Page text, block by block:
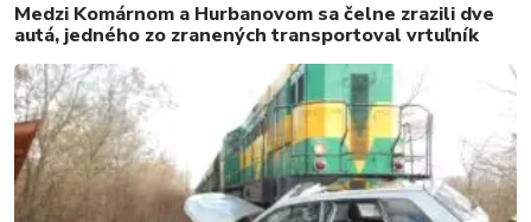
Medzi Komárnom a Hurbanovom sa čelne zrazili dve
autá, jedného zo zranených transportoval vrtuľník